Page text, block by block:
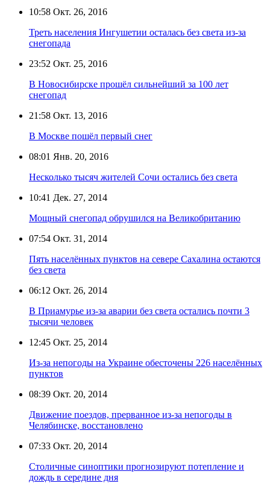
10:58 Окт. 26, 2016
Треть населения Ингушетии осталась без света из-за
снегопада
23:52 Окт. 25, 2016
В Новосибирске прошёл сильнейший за 100 лет
снегопад
21:58 Окт. 13, 2016
В Москве пошёл первый снег
08:01 Янв. 20, 2016
Несколько тысяч жителей Сочи остались без света
10:41 Дек. 27, 2014
Мощный снегопад обрушился на Великобританию
07:54 Окт. 31, 2014
Пять населённых пунктов на севере Сахалина остаются
без света
06:12 Окт. 26, 2014
В Приамурье из-за аварии без света остались почти 3
тысячи человек
12:45 Окт. 25, 2014
Из-за непогоды на Украине обесточены 226 населённых
пунктов
08:39 Окт. 20, 2014
Движение поездов, прерванное из-за непогоды в
Челябинске, восстановлено
07:33 Окт. 20, 2014
Столичные синоптики прогнозируют потепление и
дождь в середине дня